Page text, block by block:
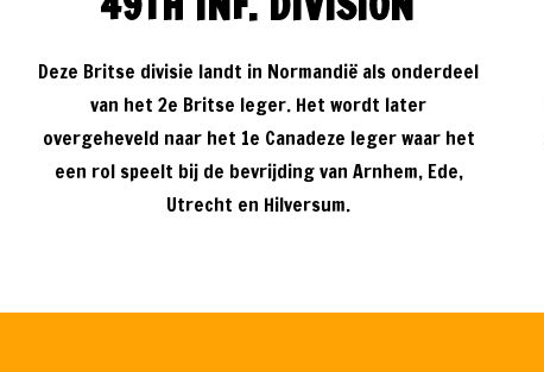
Deze Britse divisie landt in Normandië als onderdeel
van het 2e Britse leger. Het wordt later
overgeheveld naar het 1e Canadeze leger waar het
een rol speelt bij de bevrijding van Arnhem, Ede,
Utrecht en Hilversum.